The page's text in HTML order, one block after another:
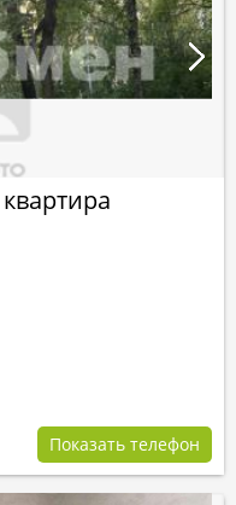
Показать телефон